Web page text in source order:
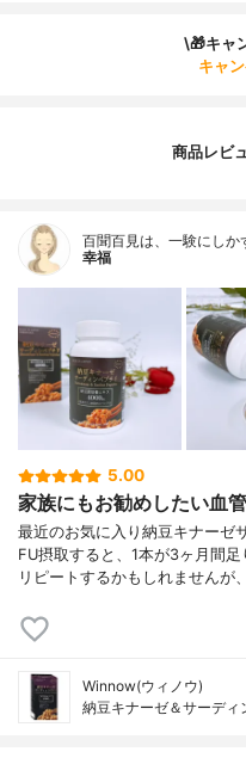
\🎁キャ
キャ
商品レビ
百聞百見は、一験にしか
幸福
5.00
家族にもお勧めしたい血
最近のお気に入り納豆キナーゼ
FU摂取すると、1本が3ヶ月間
リピートするかもしれませんが
Winnow(ウィノウ)
納豆キナーゼ＆サーディ